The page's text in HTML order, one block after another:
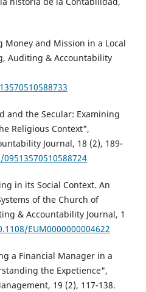
Money and Mission in a Local
Auditing & Accountability
and the Secular: Examining
Religious Context",
Journal, 18 (2), 189-
in its Social Context. An
of the Church of
& Accountability Journal, 1
EUM0000000004622
a Financial Manager in a
the Expetience",
19 (2), 117-138.